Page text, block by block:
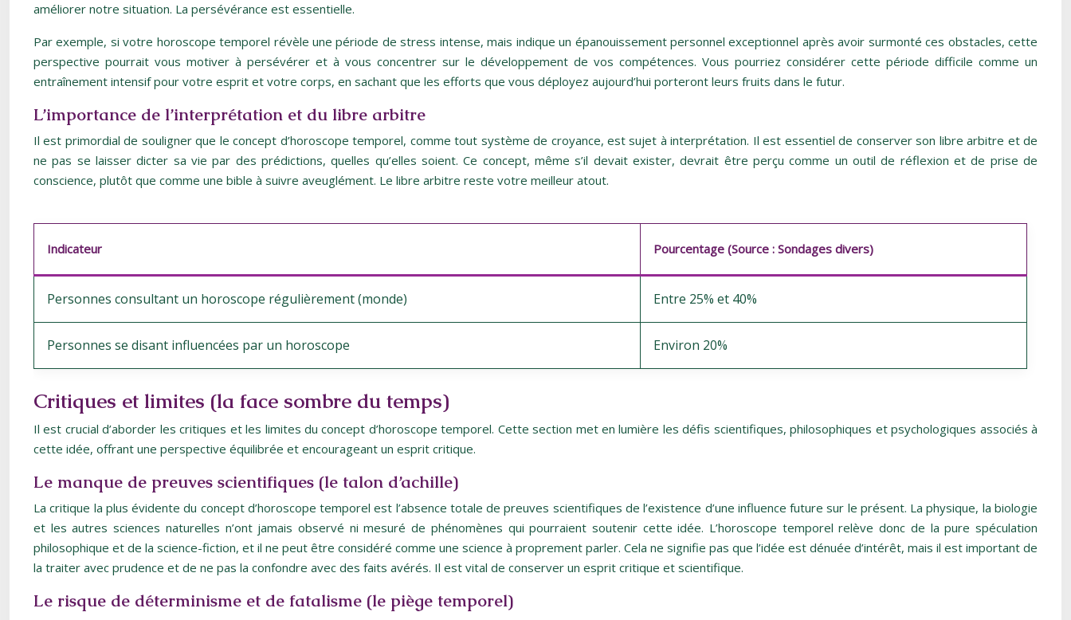
améliorer notre situation. La persévérance est essentielle.
Par exemple, si votre horoscope temporel révèle une période de stress intense, mais indique un épanouissement personnel exceptionnel après avoir surmonté ces obstacles, cette
perspective pourrait vous motiver à persévérer et à vous concentrer sur le développement de vos compétences. Vous pourriez considérer cette période difficile comme un
entraînement intensif pour votre esprit et votre corps, en sachant que les efforts que vous déployez aujourd’hui porteront leurs fruits dans le futur.
L’importance de l’interprétation et du libre arbitre
Il est primordial de souligner que le concept d’horoscope temporel, comme tout système de croyance, est sujet à interprétation. Il est essentiel de conserver son libre arbitre et de
ne pas se laisser dicter sa vie par des prédictions, quelles qu’elles soient. Ce concept, même s’il devait exister, devrait être perçu comme un outil de réflexion et de prise de
conscience, plutôt que comme une bible à suivre aveuglément. Le libre arbitre reste votre meilleur atout.
Indicateur Pourcentage (Source : Sondages divers)
Personnes consultant un horoscope régulièrement (monde) Entre 25% et 40%
Personnes se disant influencées par un horoscope Environ 20%
Critiques et limites (la face sombre du temps)
Il est crucial d’aborder les critiques et les limites du concept d’horoscope temporel. Cette section met en lumière les défis scientifiques, philosophiques et psychologiques associés à
cette idée, offrant une perspective équilibrée et encourageant un esprit critique.
Le manque de preuves scientifiques (le talon d’achille)
La critique la plus évidente du concept d’horoscope temporel est l’absence totale de preuves scientifiques de l’existence d’une influence future sur le présent. La physique, la biologie
et les autres sciences naturelles n’ont jamais observé ni mesuré de phénomènes qui pourraient soutenir cette idée. L’horoscope temporel relève donc de la pure spéculation
philosophique et de la science-fiction, et il ne peut être considéré comme une science à proprement parler. Cela ne signifie pas que l’idée est dénuée d’intérêt, mais il est important de
la traiter avec prudence et de ne pas la confondre avec des faits avérés. Il est vital de conserver un esprit critique et scientifique.
Le risque de déterminisme et de fatalisme (le piège temporel)